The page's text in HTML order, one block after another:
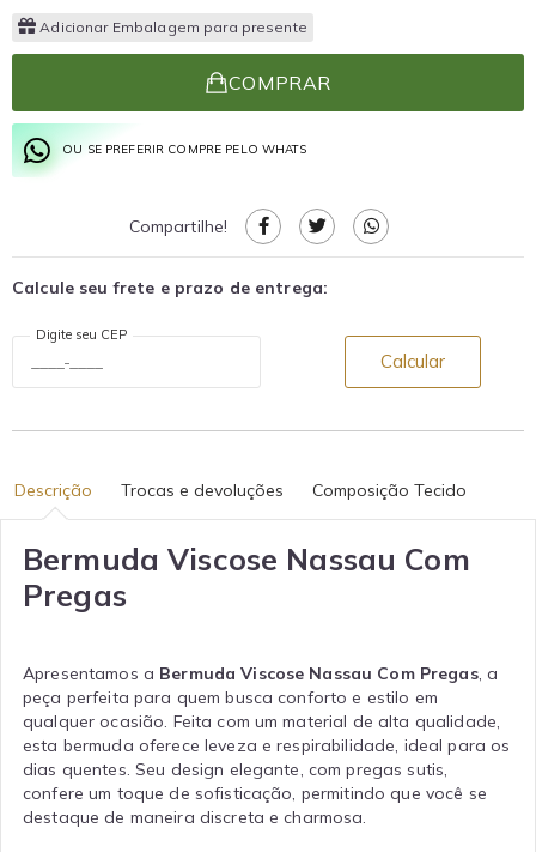
Adicionar Embalagem para presente
COMPRAR
OU SE PREFERIR COMPRE PELO WHATS
Compartilhe!
Calcule seu frete e prazo de entrega:
Digite seu CEP
Calcular
Descrição Trocas e devoluções Composição Tecido
Bermuda Viscose Nassau Com
Pregas
Apresentamos a Bermuda Viscose Nassau Com Pregas, a
peça perfeita para quem busca conforto e estilo em
qualquer ocasião. Feita com um material de alta qualidade,
esta bermuda oferece leveza e respirabilidade, ideal para os
dias quentes. Seu design elegante, com pregas sutis,
confere um toque de sofisticação, permitindo que você se
destaque de maneira discreta e charmosa.